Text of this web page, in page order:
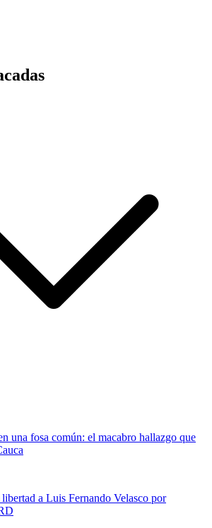
una fosa común: el macabro hallazgo que
a Luis Fernando Velasco por